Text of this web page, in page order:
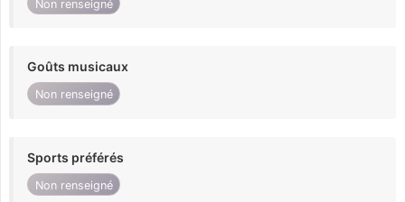
Non renseigné
Goûts musicaux
Non renseigné
Sports préférés
Non renseigné